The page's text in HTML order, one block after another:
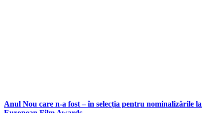
Anul Nou care n-a fost – în selecția pentru nominalizările la